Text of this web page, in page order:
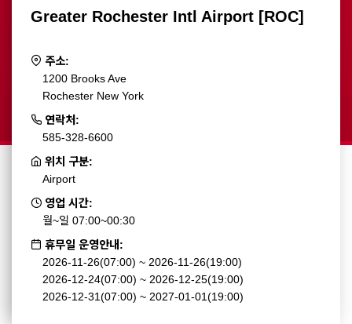
Greater Rochester Intl Airport [ROC]
주소:
1200 Brooks Ave
Rochester New York
연락처:
585-328-6600
위치 구분:
Airport
영업 시간:
월~일 07:00~00:30
휴무일 운영안내:
2026-11-26(07:00) ~ 2026-11-26(19:00)
2026-12-24(07:00) ~ 2026-12-25(19:00)
2026-12-31(07:00) ~ 2027-01-01(19:00)